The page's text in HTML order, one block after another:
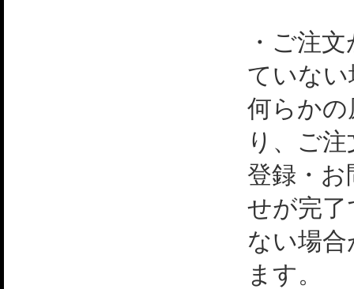
・ご注
ていない
何らか
り、ご
登録・
せが完
ない場
ます。